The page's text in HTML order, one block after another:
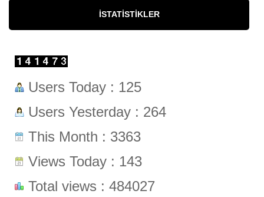
İSTATISTIKLER
Users Today : 125
Users Yesterday : 264
This Month : 3363
Views Today : 143
Total views : 484027